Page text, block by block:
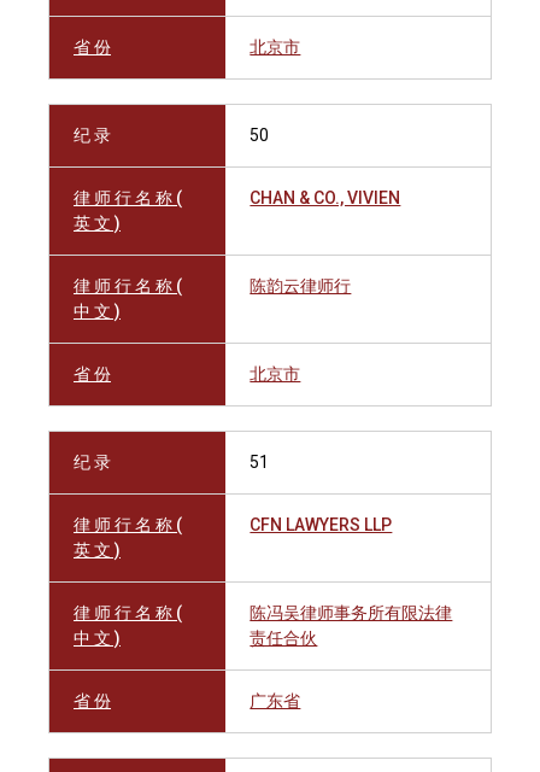
省 份 北京市
纪 录 50
律 师 行 名 称 (
英 文 )
CHAN & CO., VIVIEN
律 师 行 名 称 (
中 文 )
陈韵云律师行
省 份 北京市
纪 录 51
律 师 行 名 称 (
英 文 )
CFN LAWYERS LLP
律 师 行 名 称 (
中 文 )
陈冯吴律师事务所有限法律
责任合伙
省 份 广东省